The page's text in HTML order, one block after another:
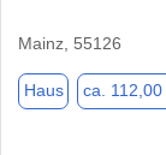
Mainz, 55126
Haus ca. 112,00